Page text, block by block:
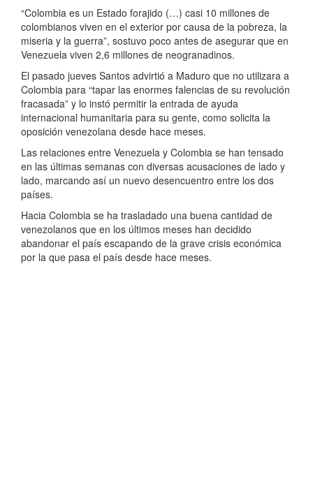
“Colombia es un Estado forajido (…) casi 10 millones de
colombianos viven en el exterior por causa de la pobreza, la
miseria y la guerra”, sostuvo poco antes de asegurar que en
Venezuela viven 2,6 millones de neogranadinos.
El pasado jueves Santos advirtió a Maduro que no utilizara a
Colombia para “tapar las enormes falencias de su revolución
fracasada” y lo instó permitir la entrada de ayuda
internacional humanitaria para su gente, como solicita la
oposición venezolana desde hace meses.
Las relaciones entre Venezuela y Colombia se han tensado
en las últimas semanas con diversas acusaciones de lado y
lado, marcando así un nuevo desencuentro entre los dos
países.
Hacia Colombia se ha trasladado una buena cantidad de
venezolanos que en los últimos meses han decidido
abandonar el país escapando de la grave crisis económica
por la que pasa el país desde hace meses.